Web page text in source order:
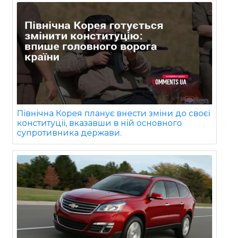
Північна Корея планує внести зміни до своєї
конституції, вказавши в ній основного
супротивника держави.